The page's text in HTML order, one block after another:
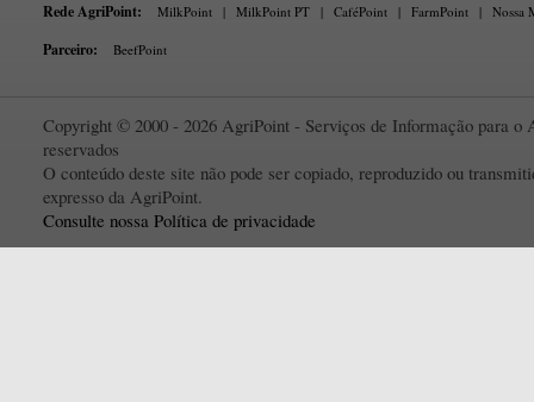
Rede AgriPoint: MilkPoint | MilkPoint PT | CaféPoint | FarmPoint | Nossa
Parceiro: BeefPoint
Copyright © 2000 - 2026 AgriPoint - Serviços de Informação para o
reservados
O conteúdo deste site não pode ser copiado, reproduzido ou
expresso da AgriPoint.
Consulte nossa Política de privacidade